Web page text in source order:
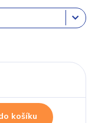
košíku